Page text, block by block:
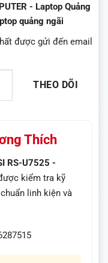
- Laptop Quảng
quảng ngãi
được gửi đến email
THEO DÕI
Thích
RS-U7525 -
kiểm tra kỹ
linh kiện và